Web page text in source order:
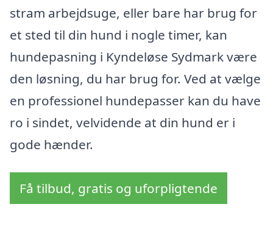
stram arbejdsuge, eller bare har brug for
et sted til din hund i nogle timer, kan
hundepasning i Kyndeløse Sydmark være
den løsning, du har brug for. Ved at vælge
en professionel hundepasser kan du have
ro i sindet, velvidende at din hund er i
gode hænder.
Få tilbud, gratis og uforpligtende